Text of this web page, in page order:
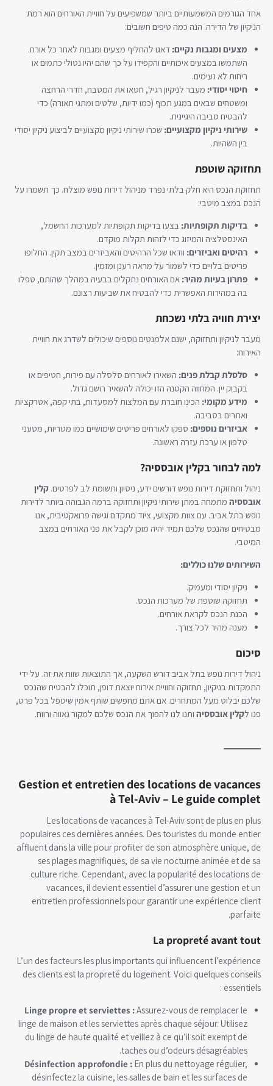
אחד הגורמים המשמעותיים ביותר שמשפיעים על חוויית האורחים הוא רמת
הניקיון של הדירה. הנה כמה טיפים חשובים:
מצעים ומגבות נקיים: דאגו להחליף מצעים ומגבות לאחר כל אורח.
השתמשו במצעים איכותיים והקפידו על כך שהם יהיו נטולי כתמים או
ריחות לא נעימים.
חיטוי יסודי: מעבר לניקיון רגיל, חטאו את המטבח, חדרי הרחצה
ומשטחים שבאים במגע תכוף (כמו ידיות, שלטים ומתגי תאורה) כדי
להבטיח סביבה היגיינית.
שירותי ניקיון מקצועיים: שכרו שירותי ניקיון מקצועיים לביצוע ניקיון יסודי
בין השהיות.
תחזוקה שוטפת
תחזוקת הנכס היא חלק בלתי נפרד מניהול דירות נופש מוצלח. כך תשמרו על
הנכס במצב מיטבי:
בדיקות תקופתיות: בצעו בדיקות תקופתיות למערכות החשמל,
האינסטלציה והמיזוג כדי לזהות תקלות מוקדם.
רהיטים ואביזרים: וודאו שכל הרהיטים והאביזרים במצב תקין. החליפו
פריטים בלויים כדי לשמור על מראה רענן ומזמין.
פתרון בעיות מהיר: אם האורחים נתקלים בבעיה במהלך שהותם, טפלו
בה במהירות האפשרית כדי להבטיח את שביעות רצונם.
יצירת חוויה בלתי נשכחת
מעבר לניקיון ותחזוקה, ישנם אלמנטים נוספים שיכולים לשדרג את חוויית
האירוח:
סלסלת קבלת פנים: השאירו לאורחים סלסלה עם פירות, חטיפים או
בקבוק יין. המחווה הקטנה הזו יכולה להשאיר רושם גדול.
מידע מקומי: הכינו חוברת עם המלצות למסעדות, בתי קפה, אטרקציות
ואתרים בסביבה.
אביזרים נוספים: ספקו לאורחים פריטים שימושיים כמו מטריות, מטעני
טלפון או ערכת עזרה ראשונה.
למה לבחור בקלין אובססיה?
ניהול ותחזוקת דירות נופש דורשים ידע, ניסיון ותשומת לב לפרטים. קלין
אובססיה מתמחה במתן שירותי ניקיון ותחזוקה ברמה הגבוהה ביותר לדירות
נופש בתל אביב. עם צוות מקצועי, ציוד מתקדם וגישה פרואקטיבית, אנו
מבטיחים שהנכס שלכם תמיד יהיה מוכן לקבל את פני האורחים במצב
המיטבי.
השירותים שלנו כוללים:
ניקיון יסודי ומעמיק.
תחזוקה שוטפת של מערכות הנכס.
הכנת הנכס לקראת אורחים.
מענה מהיר לכל צורך.
סיכום
ניהול דירות נופש בתל אביב דורש השקעה, אך התוצאות שוות את זה. על ידי
התמקדות בניקיון, תחזוקה וחוויית אירוח יוצאת דופן, תוכלו להבטיח שהנכס
שלכם יבלוט מעל המתחרים. אם אתם מחפשים שותף אמין שיטפל בכל פרט,
פנו לקלין אובססיה ותנו לנו להפוך את הנכס שלכם למקור גאווה ורווח.
Gestion et entretien des locations de vacances
à Tel-Aviv – Le guide complet
Les locations de vacances à Tel-Aviv sont de plus en plus
populaires ces dernières années. Des touristes du monde entier
affluent dans la ville pour profiter de son atmosphère unique, de
ses plages magnifiques, de sa vie nocturne animée et de sa
culture riche. Cependant, avec la popularité des locations de
vacances, il devient essentiel d’assurer une gestion et un
entretien professionnels pour garantir une expérience client
parfaite.
La propreté avant tout
L’un des facteurs les plus importants qui influencent l’expérience
des clients est la propreté du logement. Voici quelques conseils
essentiels :
Linge propre et serviettes :Assurez-vous de remplacer le
linge de maison et les serviettes après chaque séjour. Utilisez
du linge de haute qualité et veillez à ce qu’il soit exempt de
taches ou d’odeurs désagréables.
Désinfection approfondie :En plus du nettoyage régulier,
désinfectez la cuisine, les salles de bain et les surfaces de